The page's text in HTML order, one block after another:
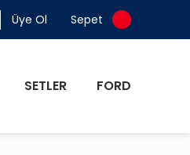
Üye Ol Sepet
SETLER FORD